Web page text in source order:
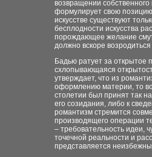
возвращении
формулирует свою
искусстве существуют
бесплодности искусства
порождающее желание
должно вскоре
Бадью ратует за открытое
схлопывающаяся
утверждает, что из
оформлению материи, то
столетии был принят так
его созидания, либо к
романтизм стремится
производящего операции
– требовательность идеи,
точечной реальности и
представляется